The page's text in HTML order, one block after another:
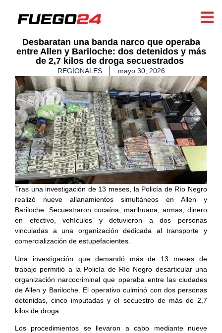
​Desbaratan una banda narco que operaba
entre Allen y Bariloche: dos detenidos y más
de 2,7 kilos de droga secuestrados
REGIONALES mayo 30, 2026
Tras una investigación de 13 meses, la Policía de Río Negro
realizó nueve allanamientos simultáneos en Allen y
Bariloche. Secuestraron cocaína, marihuana, armas, dinero
en efectivo, vehículos y detuvieron a dos personas
vinculadas a una organización dedicada al transporte y
comercialización de estupefacientes.
Una investigación que demandó más de 13 meses de
trabajo permitió a la Policía de Río Negro desarticular una
organización narcocriminal que operaba entre las ciudades
de Allen y Bariloche. El operativo culminó con dos personas
detenidas, cinco imputadas y el secuestro de más de 2,7
kilos de droga.
Los procedimientos se llevaron a cabo mediante nueve